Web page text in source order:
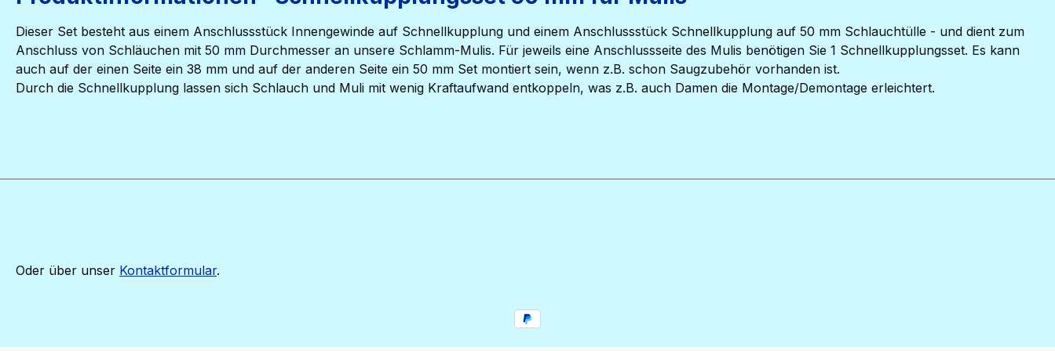
Dieser Set besteht aus einem Anschlussstück Innengewinde auf Schnellkupplung und einem Anschlussstück Schnellkupplung auf 50 mm Schlauchtülle - und dient zum
Anschluss von Schläuchen mit 50 mm Durchmesser an unsere Schlamm-Mulis. Für jeweils eine Anschlussseite des Mulis benötigen Sie 1 Schnellkupplungsset. Es kann
auch auf der einen Seite ein 38 mm und auf der anderen Seite ein 50 mm Set montiert sein, wenn z.B. schon Saugzubehör vorhanden ist.
Durch die Schnellkupplung lassen sich Schlauch und Muli mit wenig Kraftaufwand entkoppeln, was z.B. auch Damen die Montage/Demontage erleichtert.
Oder über unser Kontaktformular.